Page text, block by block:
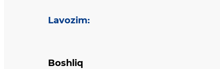
Lavozim:
Boshliq